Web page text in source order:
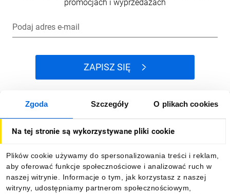
Zgoda Szczegóły O plikach cookies
Na tej stronie są wykorzystywane pliki cookie
Plików cookie używamy do spersonalizowania treści i reklam,
aby oferować funkcje społecznościowe i analizować ruch w
naszej witrynie. Informacje o tym, jak korzystasz z naszej
witryny, udostępniamy partnerom społecznościowym,
promocjach i wyprzedażach
Podaj adres e-mail
ZAPISZ SIĘ
Dla kupujących